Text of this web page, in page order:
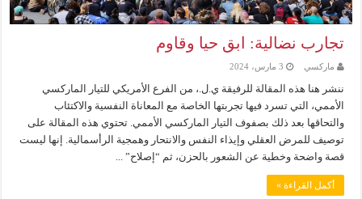
تجارب نضالية: ابق حيا وقاوم
ماركسي 3 مارس، 2024
ننشر هنا هذه المقالة للرفيقة ي.ل.، من الفرع الأمريكي للتيار الماركسي
الأممي، التي تسرد فيها تجربتها الخاصة مع المعاناة النفسية والاكتئاب
والتحاقها بعد ذلك بصفوف التيار الماركسي الأممي. تحتوي هذه المقالة على
توصيف للمرض العقلي وإيذاء النفس والانتحار وهمجية الرأسمالية. إنها ليست
قصة واضحة وخطية عن الشعور بالحزن، ثم “إصلاح” ...
أكمل القراءة »